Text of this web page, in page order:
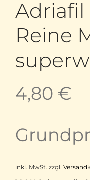
Adriafil
Reine
4,80 €
inkl. MwSt. zzgl.